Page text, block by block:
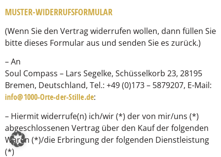
MUSTER-WIDERRUFSFORMULAR
(Wenn Sie den Vertrag widerrufen wollen, dann füllen Sie
bitte dieses Formular aus und senden Sie es zurück.)
– An
Soul Compass – Lars Segelke, Schüsselkorb 23, 28195
Bremen, Deutschland, Tel.: +49 (0)173 – 5879207, E-Mail:
info@1000-Orte-der-Stille.de:
– Hiermit widerrufe(n) ich/wir (*) der von mir/uns (*)
abgeschlossenen Vertrag über den Kauf der folgenden
Waren (*)/die Erbringung der folgenden Dienstleistung
(*)